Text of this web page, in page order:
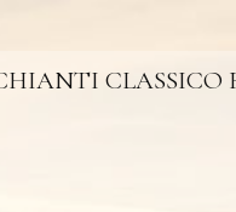
CLASSICO